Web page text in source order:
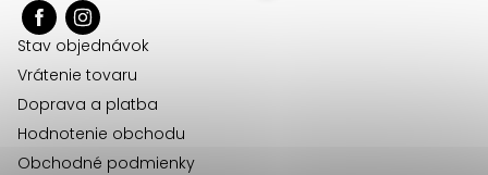
Stav objednávok
Vrátenie tovaru
Doprava a platba
Hodnotenie obchodu
Obchodné podmienky